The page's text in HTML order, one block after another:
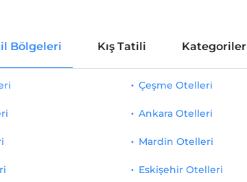
Bölgeleri Kış Tatili Kategoriler
Çeşme Otelleri
Ankara Otelleri
Mardin Otelleri
Eskişehir Otelleri